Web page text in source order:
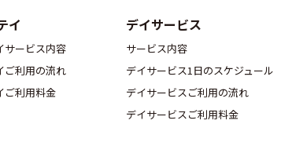
イ
サービス内容
ご利用の流れ
ご利用料金
デイサービス
サービス内容
デイサービス1日のスケジュール
デイサービスご利用の流れ
デイサービスご利用料金